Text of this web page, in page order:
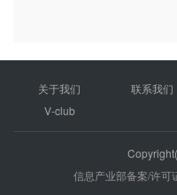
关于我们 联系我们
V-club
信息产业部备案/许